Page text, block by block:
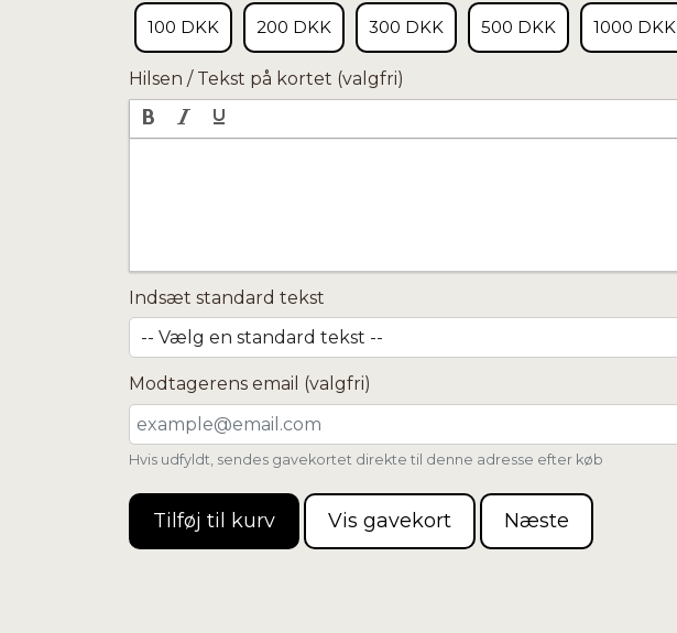
100 DKK 200 DKK 300 DKK 500 DKK 1000 DKK
Hilsen / Tekst på kortet (valgfri)
Indsæt standard tekst
Modtagerens email (valgfri)
Hvis udfyldt, sendes gavekortet direkte til denne adresse efter køb
Tilføj til kurv Vis gavekort Næste